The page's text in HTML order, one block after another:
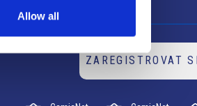
Allow all
ZAREGISTROVAT